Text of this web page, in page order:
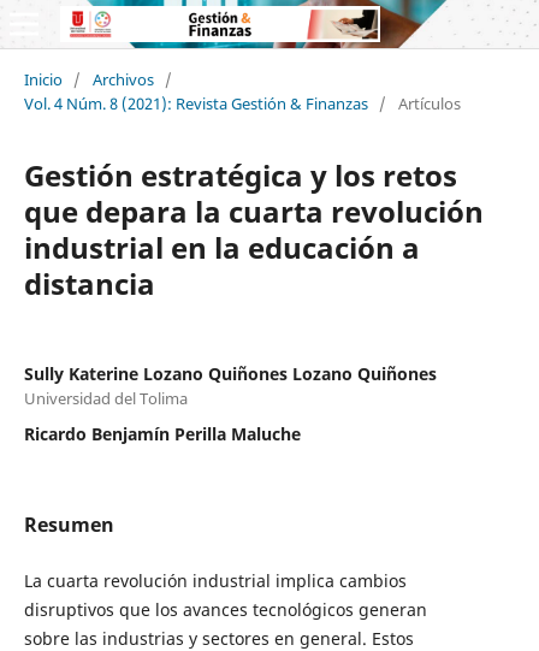
Inicio / Archivos /
Vol. 4 Núm. 8 (2021): Revista Gestión & Finanzas / Artículos
Gestión estratégica y los retos
que depara la cuarta revolución
industrial en la educación a
distancia
Sully Katerine Lozano Quiñones Lozano Quiñones
Universidad del Tolima
Ricardo Benjamín Perilla Maluche
Resumen
La cuarta revolución industrial implica cambios
disruptivos que los avances tecnológicos generan
sobre las industrias y sectores en general. Estos